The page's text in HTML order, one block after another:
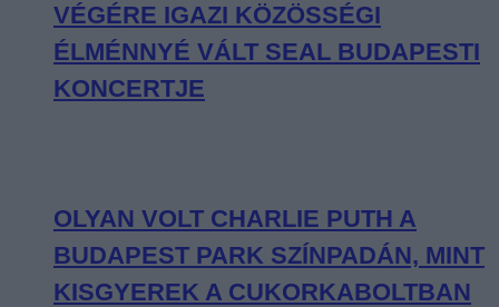
VÉGÉRE IGAZI KÖZÖSSÉGI
ÉLMÉNNYÉ VÁLT SEAL BUDAPESTI
KONCERTJE
OLYAN VOLT CHARLIE PUTH A
BUDAPEST PARK SZÍNPADÁN, MINT
KISGYEREK A CUKORKABOLTBAN